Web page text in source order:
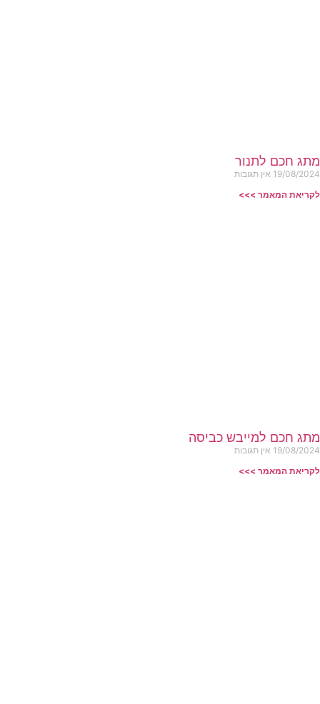
מתג חכם לתנור
19/08/2024 אין תגובות
לקריאת המאמר >>>
מתג חכם למייבש כביסה
19/08/2024 אין תגובות
לקריאת המאמר >>>